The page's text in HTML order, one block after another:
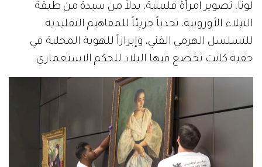
لونا، تصوير امرأة فلبينية، بدلاً من سيدة من طبقة
النبلاء الأوروبية، تحدياً جريئاً للمفاهيم التقليدية
للتسلسل الهرمي الفني، وإبرازاً للهوية المحلية في
حقبة كانت تخضع فيها البلاد للحكم الاستعماري.